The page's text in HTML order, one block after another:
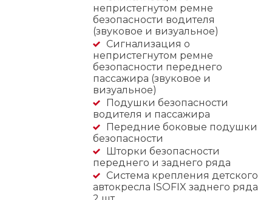
непристегнутом ремне
безопасности водителя
(звуковое и визуальное)
Сигнализация о
непристегнутом ремне
безопасности переднего
пассажира (звуковое и
визуальное)
Подушки безопасности
водителя и пассажира
Передние боковые подушки
безопасности
Шторки безопасности
переднего и заднего ряда
Система крепления детского
автокресла ISOFIX заднего ряда